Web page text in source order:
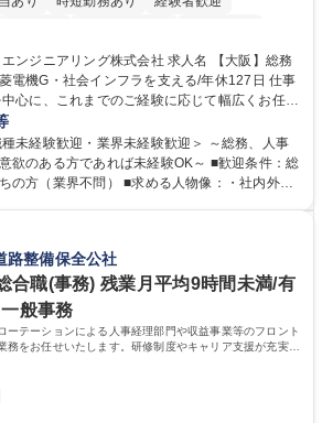
み 服装自由 寮・社宅あり 食事補助あり
ング株式会社 求人名 【大阪】総務
機G・社会インフラを支える/年休127日 仕事
心に、これまでのご経験に応じて幅広くお任せ
生運用 など ※基本的には事務所勤務ですが、
より、関西圏以外への日帰り・宿泊を伴う国内
業務を持ちつつ、お互いに助け合いながら、総
未経験歓迎・業界未経験歓迎＞ ～総務、人事
欲のある方であれば未経験OK～ ■歓迎条件：総
） ■求める人物像：・社内外の
路整備保全公社
合職(事務) 残業月平均9時間未満/有
般事務
ーテーションによる人事経理部門や収益事業等のフロント
務をお任せいたします。研修制度やキャリア支援が充実し